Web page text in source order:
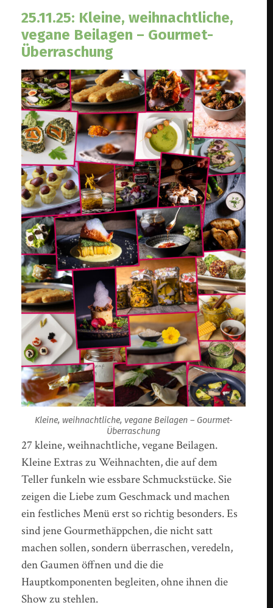
25.11.25: Kleine, weihnachtliche,
vegane Beilagen – Gourmet-
Überraschung
Kleine, weihnachtliche, vegane Beilagen – Gourmet-
Überraschung
27 kleine, weihnachtliche, vegane Beilagen.
Kleine Extras zu Weihnachten, die auf dem
Teller funkeln wie essbare Schmuckstücke. Sie
zeigen die Liebe zum Geschmack und machen
ein festliches Menü erst so richtig besonders. Es
sind jene Gourmethäppchen, die nicht satt
machen sollen, sondern überraschen, veredeln,
den Gaumen öffnen und die die
Hauptkomponenten begleiten, ohne ihnen die
Show zu stehlen.